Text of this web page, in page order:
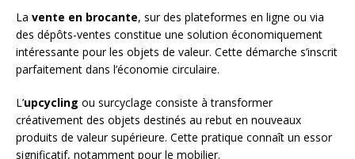
La vente en brocante, sur des plateformes en ligne ou via
des dépôts-ventes constitue une solution économiquement
intéressante pour les objets de valeur. Cette démarche s’inscrit
parfaitement dans l’économie circulaire.
L’upcycling ou surcyclage consiste à transformer
créativement des objets destinés au rebut en nouveaux
produits de valeur supérieure. Cette pratique connaît un essor
significatif, notamment pour le mobilier.